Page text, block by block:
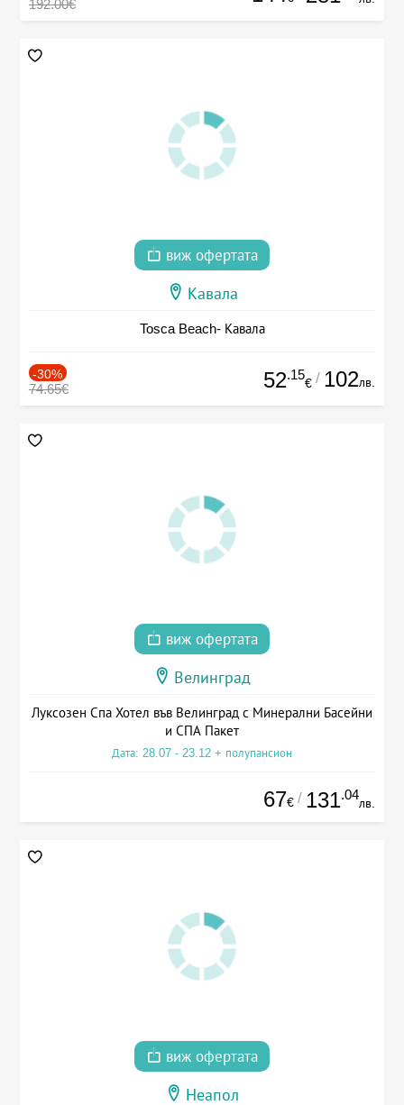
192.00€
виж офертата
Кавала
Tosca Beach- Кавала
-30%
74.65€ 52.15
€ / 102лв.
виж офертата
Велинград
Луксозен Спа Хотел във Велинград с Минерални Басейни
и СПА Пакет
Дата: 28.07 - 23.12 + полупансион
67€ / 131.04
лв.
виж офертата
Неапол